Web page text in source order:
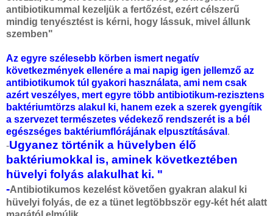
antibiotikummal kezeljük a fertőzést, ezért célszerű
mindig tenyésztést is kérni, hogy lássuk, mivel állunk
szemben"
Az egyre szélesebb körben ismert negatív
következmények ellenére a mai napig igen jellemző az
antibiotikumok túl gyakori használata, ami nem csak
azért veszélyes, mert egyre több antibiotikum-rezisztens
baktériumtörzs alakul ki, hanem ezek a szerek gyengítik
a szervezet természetes védekező rendszerét is a bél
egészséges baktériumflórájának elpusztításával .
-Ugyanez történik a hüvelyben élő
baktériumokkal is, aminek következtében
hüvelyi folyás alakulhat ki. "
-Antibiotikumos kezelést követően gyakran alakul ki
hüvelyi folyás, de ez a tünet legtöbbször egy-két hét alatt